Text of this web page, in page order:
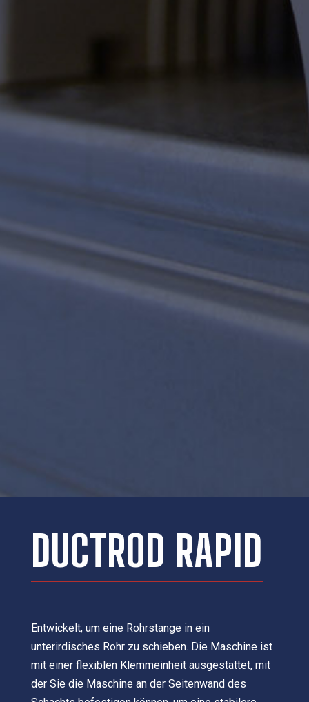
DUCTROD RAPID
Entwickelt, um eine Rohrstange in ein
unterirdisches Rohr zu schieben. Die Maschine ist
mit einer flexiblen Klemmeinheit ausgestattet, mit
der Sie die Maschine an der Seitenwand des